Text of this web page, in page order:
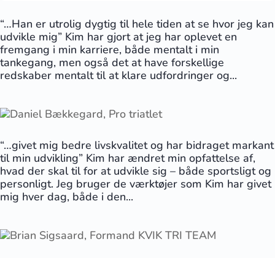
“…Han er utrolig dygtig til hele tiden at se hvor jeg kan
udvikle mig” Kim har gjort at jeg har oplevet en
fremgang i min karriere, både mentalt i min
tankegang, men også det at have forskellige
redskaber mentalt til at klare udfordringer og...
“…givet mig bedre livskvalitet og har bidraget markant
til min udvikling” Kim har ændret min opfattelse af,
hvad der skal til for at udvikle sig – både sportsligt og
personligt. Jeg bruger de værktøjer som Kim har givet
mig hver dag, både i den...